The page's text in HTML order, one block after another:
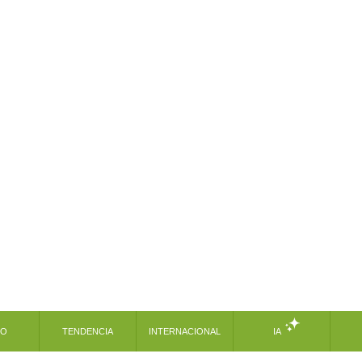
TENDENCIA INTERNACIONAL IA